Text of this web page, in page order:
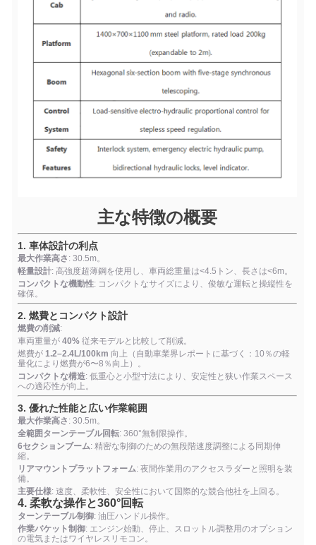
主な特徴の概要
1. 車体設計の利点
最大作業高さ : 30.5m。
軽量設計: 高強度超薄鋼を使用し、車両総重量は<4.5トン、長さは<6m。
コンパクトな機動性: コンパクトなサイズにより、俊敏な運転と操縦性を
確保。
2. 燃費とコンパクト設計
燃費の削減:
車両重量が 40% 従来モデルと比較して削減。
燃費が 1.2–2.4L/100km 向上（自動車業界レポートに基づく：10％の軽
量化により燃費が6〜8％向上）。
コンパクトな構造: 低重心と小型寸法により、安定性と狭い作業スペース
への適応性が向上。
3. 優れた性能と広い作業範囲
最大作業高さ : 30.5m。
全範囲ターンテーブル回転: 360°無制限操作。
6セクションブーム: 精密な制御のための無段階速度調整による同期伸
縮。
リアマウントプラットフォーム: 夜間作業用のアクセスラダーと照明を装
備。
主要仕様: 速度、柔軟性、安全性において国際的な競合他社を上回る。
4. 柔軟な操作と360°回転
ターンテーブル制御: 油圧ハンドル操作。
作業バケット制御: エンジン始動、停止、スロットル調整用のオプション
の電気またはワイヤレスリモコン。